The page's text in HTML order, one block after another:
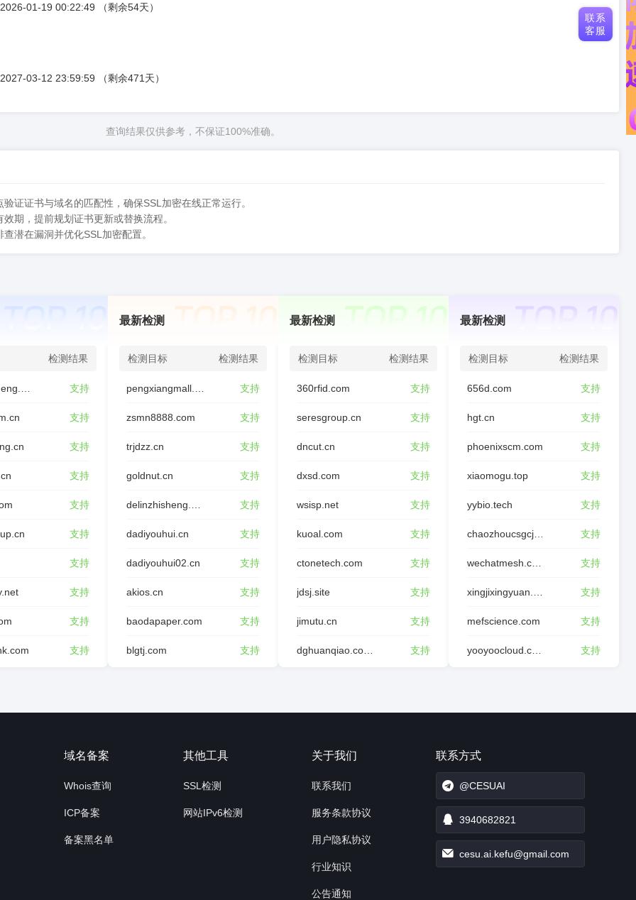
01-19 00:22:49 （剩余54天）
03-12 23:59:59 （剩余471天）
查询结果仅供参考，不保证100%准确。
证证书与域名的匹配性，确保SSL加密在线正常运行。
期，提前规划证书更新或替换流程。
潜在漏洞并优化SSL加密配置。
检测结果
支持
支持
支持
支持
支持
支持
支持
支持
支持
支持
最新检测
检测目标 检测结果
支持
zsmn8888.com 支持
trjdzz.cn 支持
goldnut.cn 支持
支持
dadiyouhui.cn 支持
dadiyouhui02.cn 支持
akios.cn 支持
baodapaper.com 支持
blgtj.com 支持
最新检测
检测目标 检测结果
360rfid.com 支持
seresgroup.cn 支持
dncut.cn 支持
dxsd.com 支持
wsisp.net 支持
kuoal.com 支持
ctonetech.com 支持
jdsj.site 支持
jimutu.cn 支持
支持
最新检测
检测目标 检测结果
656d.com 支持
hgt.cn 支持
phoenixscm.com 支持
xiaomogu.top 支持
yybio.tech 支持
支持
支持
支持
mefscience.com 支持
支持
域名备案
Whois查询
ICP备案
备案黑名单
其他工具
SSL检测
网站IPv6检测
关于我们
联系我们
服务条款协议
用户隐私协议
行业知识
公告通知
联系方式
@CESUAI
3940682821
cesu.ai.kefu@gmail.com
联系
客服